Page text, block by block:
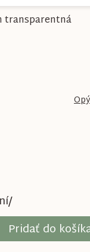
transparentná
Pridať do